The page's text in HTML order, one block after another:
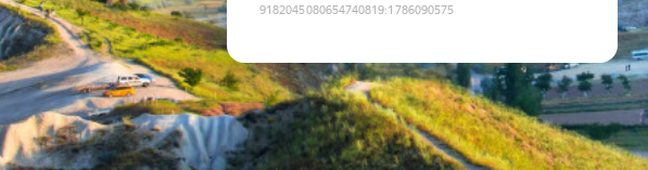
9182045080654740819:1786090575